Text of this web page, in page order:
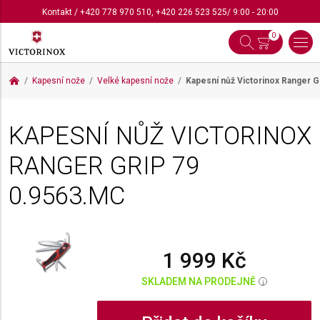
Kontakt/ +420 778 970 510, +420 226 523 525/ 9:00 - 20:00
0
Kapesní nože Velké kapesní nože Kapesní nůž Victorinox Ranger
KAPESNÍ NŮŽ VICTORINOX
RANGER GRIP 79
0.9563.MC
1 999 Kč
SKLADEM NA PRODEJNĚ i